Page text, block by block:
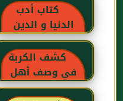
كتاب أدب
الدنيا و الدين
للماوردي
كشف الكربة
في وصف أهل
الغربة للإبن رجب